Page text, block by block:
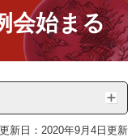
会始まる
更新日：2020年9月4日更新